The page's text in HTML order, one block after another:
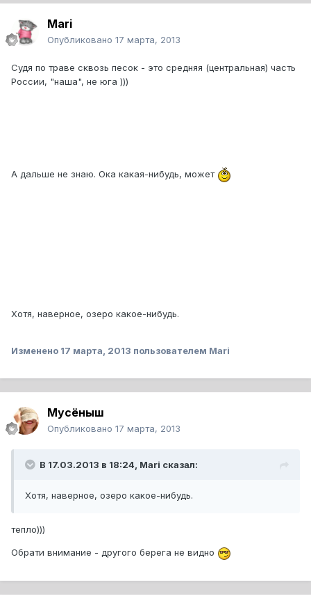
Mari
Опубликовано 17 марта, 2013
Судя по траве сквозь песок - это средняя (центральная) часть
России, "наша", не юга )))
А дальше не знаю. Ока какая-нибудь, может
Хотя, наверное, озеро какое-нибудь.
Изменено 17 марта, 2013 пользователем Mari
Мусёныш
Опубликовано 17 марта, 2013
В 17.03.2013 в 18:24, Mari сказал:
Хотя, наверное, озеро какое-нибудь.
тепло)))
Обрати внимание - другого берега не видно